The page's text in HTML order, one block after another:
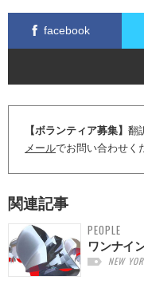
facebook
【ボランティア募集】 翻
メールでお問い合わせく
関連記事
PEOPLE
ワンナイ
NEW